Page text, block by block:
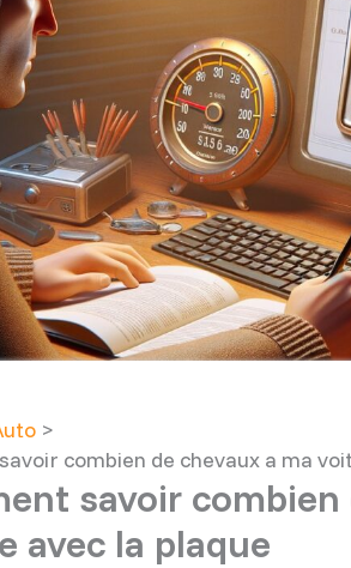
combien de chevaux a ma
savoir combien
avec la plaque